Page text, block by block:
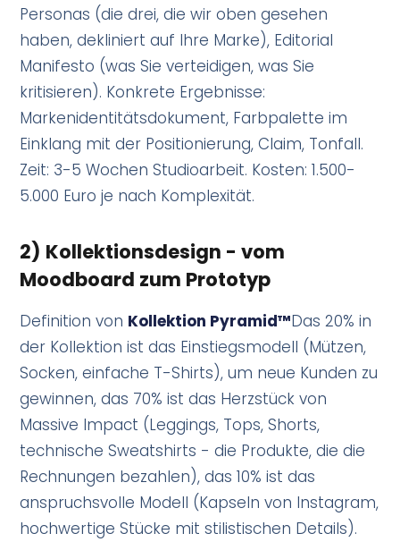
Personas (die drei, die wir oben gesehen
haben, dekliniert auf Ihre Marke), Editorial
Manifesto (was Sie verteidigen, was Sie
kritisieren). Konkrete Ergebnisse:
Markenidentitätsdokument, Farbpalette im
Einklang mit der Positionierung, Claim, Tonfall.
Zeit: 3-5 Wochen Studioarbeit. Kosten: 1.500-
5.000 Euro je nach Komplexität.
2) Kollektionsdesign - vom
Moodboard zum Prototyp
Definition von Kollektion Pyramid™Das 20% in
der Kollektion ist das Einstiegsmodell (Mützen,
Socken, einfache T-Shirts), um neue Kunden zu
gewinnen, das 70% ist das Herzstück von
Massive Impact (Leggings, Tops, Shorts,
technische Sweatshirts - die Produkte, die die
Rechnungen bezahlen), das 10% ist das
anspruchsvolle Modell (Kapseln von Instagram,
hochwertige Stücke mit stilistischen Details).